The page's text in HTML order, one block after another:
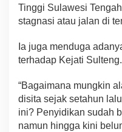
Tinggi Sulawesi
stagnasi atau jalan di
Ia juga menduga
terhadap Kejati Sulteng.
“Bagaimana mungkin
disita sejak setahun
ini? Penyidikan sudah
namun hingga kini